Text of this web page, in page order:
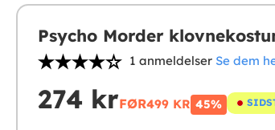
Psycho Morder
1 anmeldelser Se dem
274 krFØR499 KR 45%